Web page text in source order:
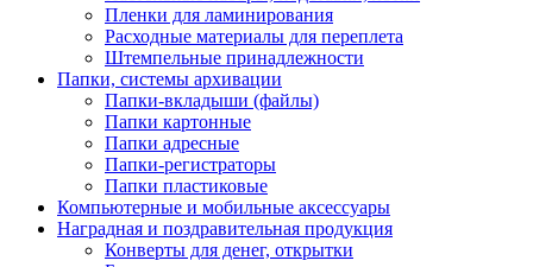
Пленки для ламинирования
Расходные материалы для переплета
Штемпельные принадлежности
Папки, системы архивации
Папки-вкладыши (файлы)
Папки картонные
Папки адресные
Папки-регистраторы
Папки пластиковые
Компьютерные и мобильные аксессуары
Наградная и поздравительная продукция
Конверты для денег, открытки